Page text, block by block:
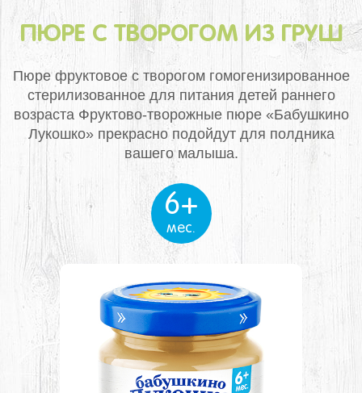
ПЮРЕ С ТВОРОГОМ ИЗ ГРУШ
Пюре фруктовое с творогом гомогенизированное
стерилизованное для питания детей раннего
возрастаФруктово-творожные пюре «Бабушкино
Лукошко» прекрасно подойдут для полдника
вашего малыша.
6+
мес.